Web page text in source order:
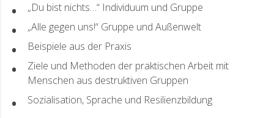
„Du bist nichts…“ Individuum und Gruppe
„Alle gegen uns!“ Gruppe und Außenwelt
Beispiele aus der Praxis
Ziele und Methoden der praktischen Arbeit mit
Menschen aus destruktiven Gruppen
Sozialisation, Sprache und Resilienzbildung